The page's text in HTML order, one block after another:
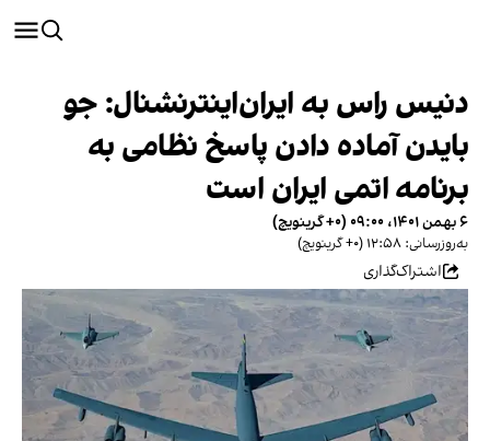
دنیس راس به ایران‌اینترنشنال: جو
بایدن آماده دادن پاسخ نظامی به
برنامه اتمی ایران است
۶ بهمن ۱۴۰۱، ۰۹:۰۰ (‎+۰ گرینویچ)
به‌روزرسانی: ۱۲:۵۸ (‎+۰ گرینویچ)
اشتراک‌گذاری